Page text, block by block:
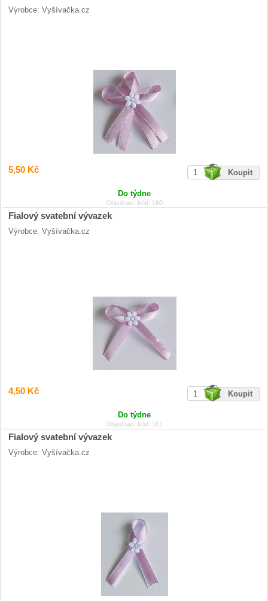
Výrobce: Vyšívačka.cz
5,50 Kč
Do týdne
Objednací kód: 160
Fialový svatební vývazek
Výrobce: Vyšívačka.cz
4,50 Kč
Do týdne
Objednací kód: 161
Fialový svatební vývazek
Výrobce: Vyšívačka.cz